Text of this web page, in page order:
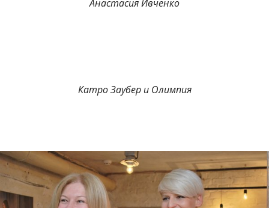
Анастасия Ивченко
Катро Заубер и Олимпия